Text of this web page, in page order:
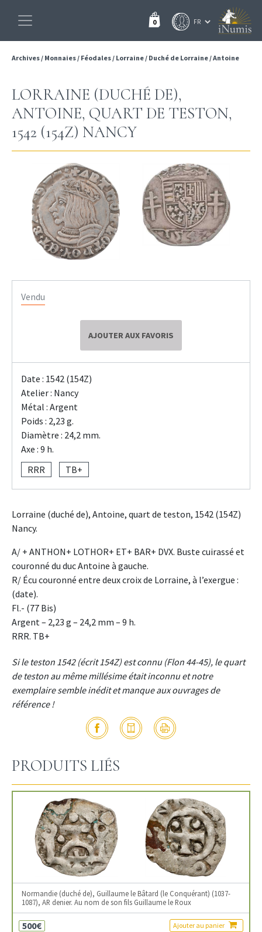
0
Archives/ Monnaies/ Féodales/ Lorraine/ Duché de Lorraine/Antoine
LORRAINE (DUCHÉ DE),
ANTOINE, QUART DE TESTON,
1542 (154Z) NANCY
Vendu
AJOUTER AUX FAVORIS
Date : 1542 (154Z)
Atelier : Nancy
Métal : Argent
Poids : 2,23 g.
Diamètre : 24,2 mm.
Axe : 9 h.
RRR
TB+
Lorraine (duché de), Antoine, quart de teston, 1542 (154Z)
Nancy.
A/ + ANTHON+ LOTHOR+ ET+ BAR+ DVX. Buste cuirassé et
couronné du duc Antoine à gauche.
R/ Écu couronné entre deux croix de Lorraine, à l’exergue :
(date).
Fl.- (77 Bis)
Argent – 2,23 g – 24,2 mm – 9 h.
RRR. TB+
Si le teston 1542 (écrit 154Z) est connu (Flon 44-45), le quart
de teston au même millésime était inconnu et notre
exemplaire semble inédit et manque aux ouvrages de
référence !
PRODUITS LIÉS
Normandie (duché de), Guillaume le Bâtard (le Conquérant) (1037-
1087), AR denier. Au nom de son fils Guillaume le Roux
500€ Ajouter au panier